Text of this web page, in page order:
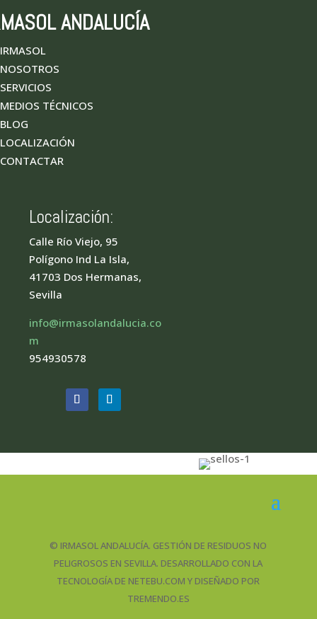
ANDALUCÍA
IRMASOL
NOSOTROS
SERVICIOS
MEDIOS TÉCNICOS
BLOG
LOCALIZACIÓN
CONTACTAR
Localización:
Calle Río Viejo, 95
Polígono Ind La Isla,
41703 Dos Hermanas,
Sevilla
info@irmasolandalucia.co
m
954930578
© IRMASOL ANDALUCÍA. GESTIÓN DE RESIDUOS NO
PELIGROSOS EN SEVILLA. DESARROLLADO CON LA
TECNOLOGÍA DE NETEBU.COM Y DISEÑADO POR
TREMENDO.ES